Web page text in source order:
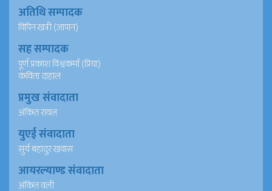
अतिथि सम्पादक
विपिन खत्री (जापान)
सह सम्पादक
पूर्ण प्रकाश विश्वकर्मा (प्रिया)
कविता दाहाल
प्रमुख संवादाता
अंकित रावल
युएई संवादाता
सुर्य बहादुर खवास
आयरल्याण्ड संवादाता
अंकित वली